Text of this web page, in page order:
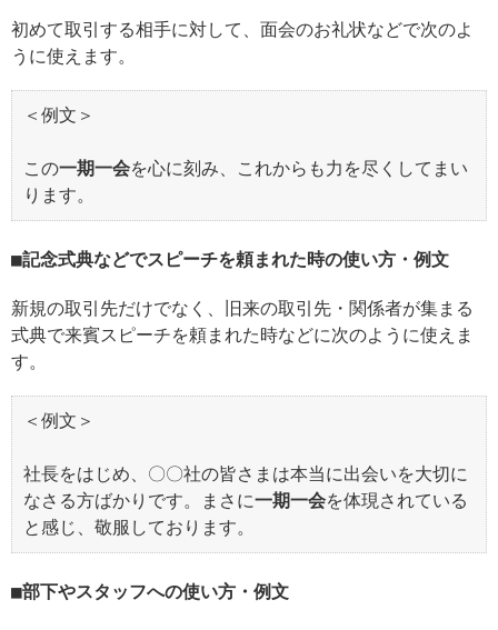
初めて取引する相手に対して、面会のお礼状などで次のよ
うに使えます。
＜例文＞
この一期一会を心に刻み、これからも力を尽くしてまい
ります。
記念式典などでスピーチを頼まれた時の使い方・例文
新規の取引先だけでなく、旧来の取引先・関係者が集まる
式典で来賓スピーチを頼まれた時などに次のように使えま
す。
＜例文＞
社長をはじめ、〇〇社の皆さまは本当に出会いを大切に
なさる方ばかりです。まさに一期一会を体現されている
と感じ、敬服しております。
部下やスタッフへの使い方・例文